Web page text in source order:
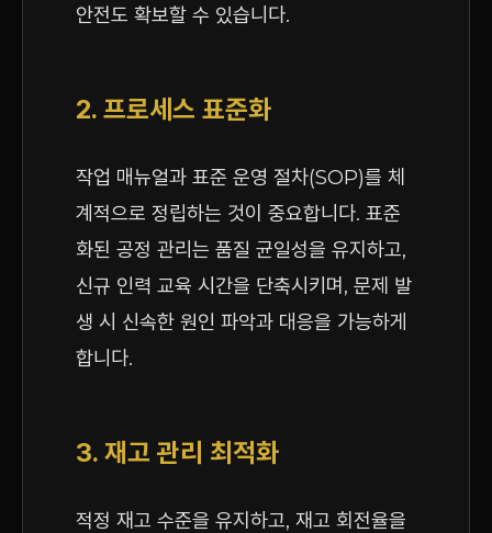
안전도 확보할 수 있습니다.
2. 프로세스 표준화
작업 매뉴얼과 표준 운영 절차(SOP)를 체
계적으로 정립하는 것이 중요합니다. 표준
화된 공정 관리는 품질 균일성을 유지하고,
신규 인력 교육 시간을 단축시키며, 문제 발
생 시 신속한 원인 파악과 대응을 가능하게
합니다.
3. 재고 관리 최적화
적정 재고 수준을 유지하고, 재고 회전율을